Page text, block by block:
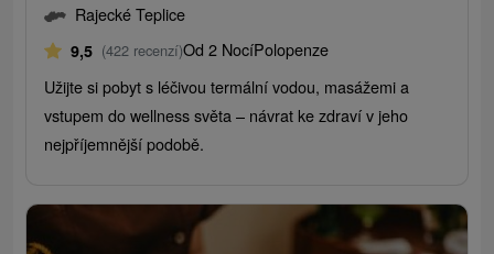
Rajecké Teplice
9,5 (422 recenzí)Od 2 NocíPolopenze
Užijte si pobyt s léčivou termální vodou, masážemi a
vstupem do wellness světa – návrat ke zdraví v jeho
nejpříjemnější podobě.